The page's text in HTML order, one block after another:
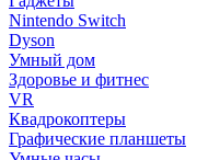
Nintendo Switch
Dyson
Умный дом
Здоровье и фитнес
VR
Квадрокоптеры
Графические планшеты